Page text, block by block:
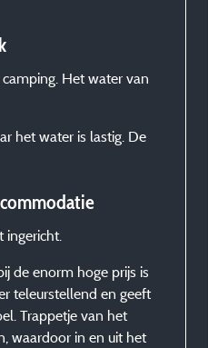
Het water van
het water is lastig. De
ingericht.
de enorm hoge prijs is
teleurstellend en geeft
Trappetje van het
waardoor in en uit het